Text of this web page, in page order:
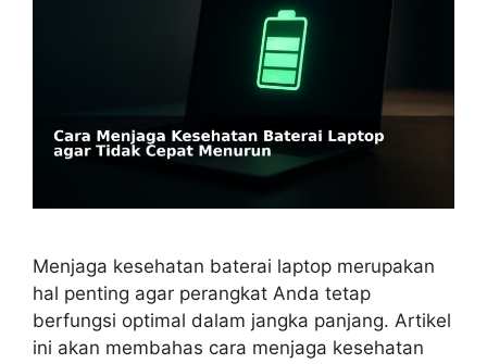
Menjaga kesehatan baterai laptop merupakan
hal penting agar perangkat Anda tetap
berfungsi optimal dalam jangka panjang. Artikel
ini akan membahas cara menjaga kesehatan